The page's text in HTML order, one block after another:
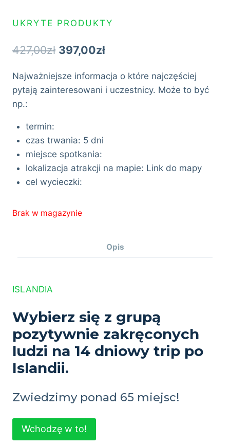
UKRYTE PRODUKTY
427,00zł Pierwotna
wynosiła:
397,00złAktualna
wynosi:
Najważniejsze informacja o które najczęściej
pytają zainteresowani i uczestnicy. Może to być
np.:
termin:
czas trwania: 5 dni
miejsce spotkania:
lokalizacja atrakcji na mapie: Link do mapy
cel wycieczki:
Brak w magazynie
Opis
ISLANDIA
Wybierz się z grupą
pozytywnie zakręconych
ludzi na 14 dniowy trip po
Islandii.
Zwiedzimy ponad 65 miejsc!
Wchodzę w to!